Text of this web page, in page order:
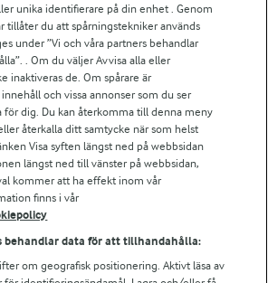
unika identifierare på din enhet . Genom
tillåter du att spårningstekniker används
under ”Vi och våra partners behandlar
. Om du väljer Avvisa alla eller
inaktiveras de. Om spårare är
och vissa annonser som du ser
för dig. Du kan återkomma till denna meny
återkalla ditt samtycke när som helst
Visa syften längst ned på webbsidan
längst ned till vänster på webbsidan,
kommer att ha effekt inom vår
finns i vår
behandlar data för att tillhandahålla:
om geografisk positionering. Aktivt läsa av